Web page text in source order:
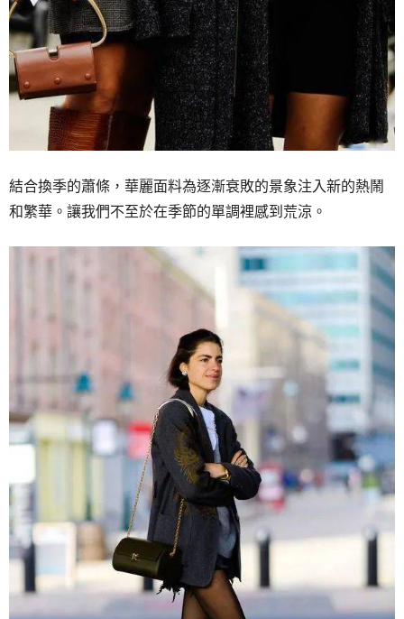
結合換季的蕭條，華麗面料為逐漸衰敗的景象注入新的熱鬧
和繁華。讓我們不至於在季節的單調裡感到荒涼。